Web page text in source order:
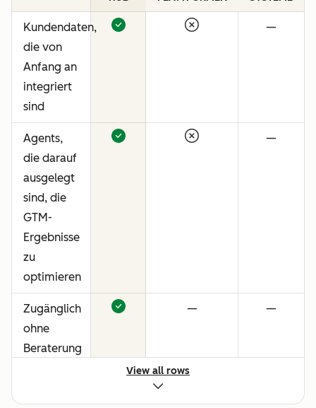
Kundendaten,
die von
Anfang an
integriert
sind
—
Agents,
die darauf
ausgelegt
sind, die
GTM-
Ergebnisse
zu
optimieren
—
Zugänglich
ohne
Beraterung
— —
View all rows